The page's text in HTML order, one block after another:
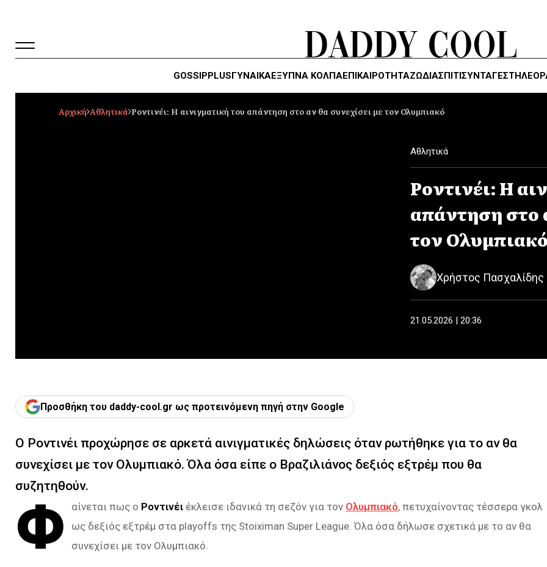
GOSSIPPLUSΓΥΝΑΙΚΑΈΞΥΠΝΑ ΚΌΛΠΑΕΠΙΚΑΙΡΟΤΗΤΑΖΏΔΙΑΣΠΙΤΙΣΥΝΤΑΓΕΣ
Αρχική Αθλητικά Ροντινέι: Η αινιγματική του απάντηση στο αν θα συνεχίσει με τον Ολυμπιακό
Αθλητικά
Ροντινέι: Η
απάντηση στο
τον
Χρήστος Πασχαλίδης
21.05.2026 | 20:36
Προσθήκη του daddy-cool.gr ως προτεινόμενη πηγή στην Google
Ο Ροντινέι προχώρησε σε αρκετά αινιγματικές δηλώσεις όταν ρωτήθηκε για το αν θα
συνεχίσει με τον Ολυμπιακό. Όλα όσα είπε ο Βραζιλιάνος δεξιός εξτρέμ που θα
συζητηθούν.
Φ αίνεται πως ο Ροντινέι έκλεισε ιδανικά τη σεζόν για τον Ολυμπιακό, πετυχαίνοντας τέσσερα γκολ
ως δεξιός εξτρέμ στα playoffs της Stoiximan Super League. Όλα όσα δήλωσε σχετικά με το αν θα
συνεχίσει με τον Ολυμπιακό.